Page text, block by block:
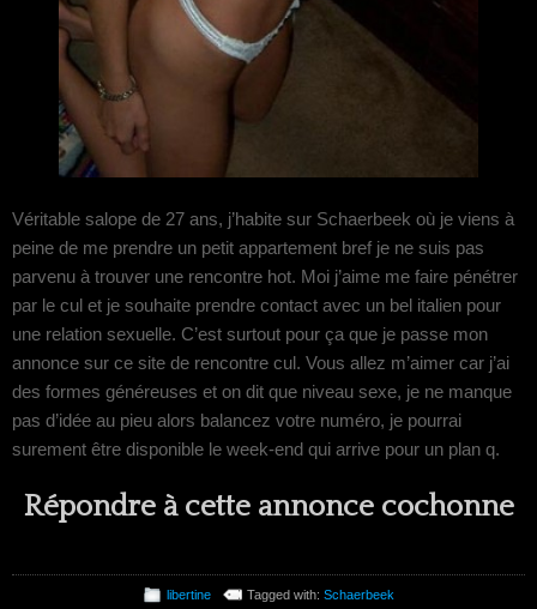
Véritable salope de 27 ans, j’habite sur Schaerbeek où je viens à
peine de me prendre un petit appartement bref je ne suis pas
parvenu à trouver une rencontre hot. Moi j’aime me faire pénétrer
par le cul et je souhaite prendre contact avec un bel italien pour
une relation sexuelle. C’est surtout pour ça que je passe mon
annonce sur ce site de rencontre cul. Vous allez m’aimer car j’ai
des formes généreuses et on dit que niveau sexe, je ne manque
pas d’idée au pieu alors balancez votre numéro, je pourrai
surement être disponible le week-end qui arrive pour un plan q.
Répondre à cette annonce cochonne
libertine Tagged with:Schaerbeek